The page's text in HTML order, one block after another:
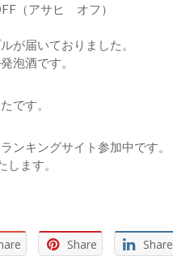
（アサヒ オフ）
が届いておりました。
泡酒です。
です。
ンキングサイト参加中です。
ます。
Share Share